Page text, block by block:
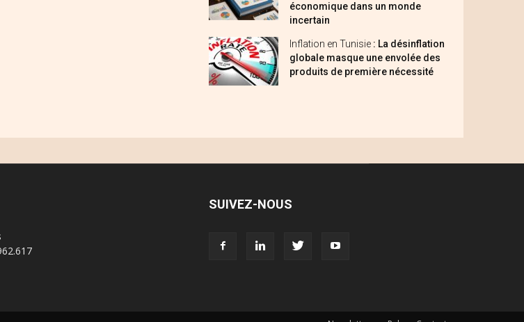
économique dans un monde
incertain
Inflation en Tunisie : La désinflation
globale masque une envolée des
produits de première nécessité
SUIVEZ-NOUS